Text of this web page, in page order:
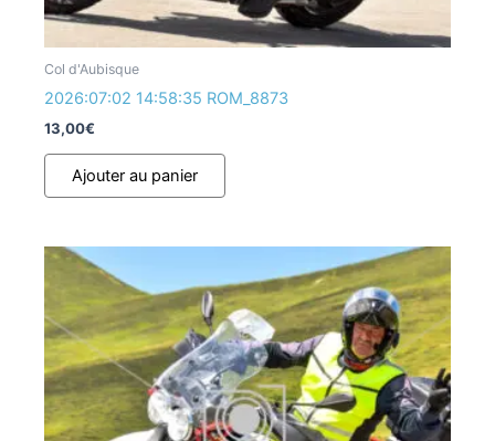
Col d'Aubisque
2026:07:02 14:58:35 ROM_8873
13,00€
Ajouter au panier